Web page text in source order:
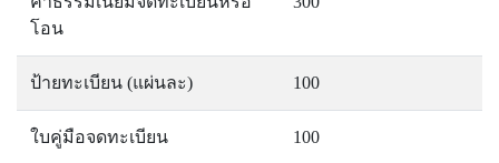
โอน
ป้ายทะเบียน (แผ่นละ) 100
ใบคู่มือจดทะเบียน 100